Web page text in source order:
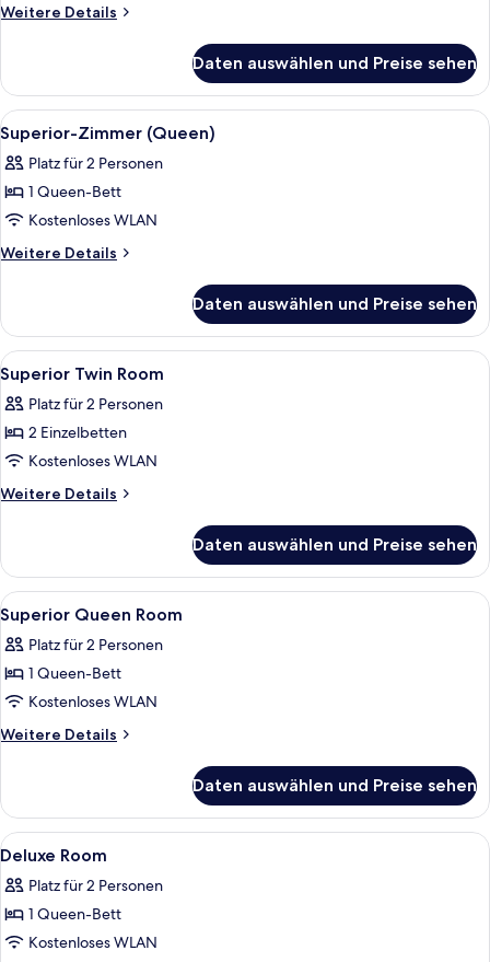
Weitere Details
Weitere
Zimmer
Daten auswählen und Preise sehen
Alle
Fotos
für
Superior-
Zimmer
(Queen)
Ein ordentlich bezogenes Bett mit
2
Superior-Zimmer (Queen)
Platz für 2 Personen
1 Queen-Bett
Kostenloses WLAN
Weitere Details
Weitere
Zimmer
(Queen)
Daten auswählen und Preise sehen
Alle
Fotos
für
Superior
Twin
Room
Zimmersafe, Bügeleisen/Bügelbrett,
6
Superior Twin Room
Platz für 2 Personen
2 Einzelbetten
Kostenloses WLAN
Weitere Details
Weitere
Twin
Room
Daten auswählen und Preise sehen
Alle
Fotos
für
Superior
Queen
Room
Ein Hotelzimmer mit Bett, Nachttisch
6
Superior Queen Room
Platz für 2 Personen
1 Queen-Bett
Kostenloses WLAN
Weitere Details
Weitere
Queen
Room
Daten auswählen und Preise sehen
Alle
Fotos
für
Deluxe
Room
Zimmersafe, Bügeleisen/Bügelbrett,
3
Deluxe Room
Platz für 2 Personen
1 Queen-Bett
Kostenloses WLAN